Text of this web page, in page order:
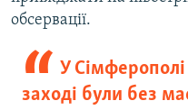
обсервації.
У
заході були без